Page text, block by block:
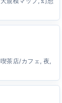
喫茶店/カフェ, 夜,